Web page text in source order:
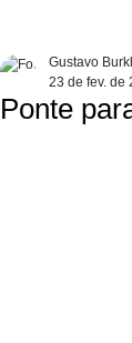
Ponte
Gustavo
23 de fev. de